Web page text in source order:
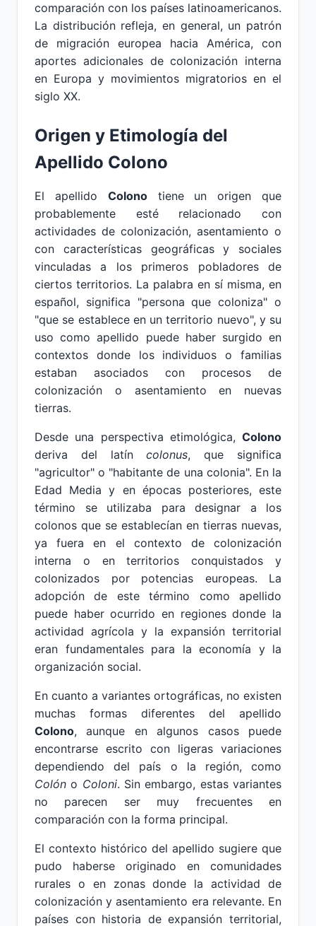
comparación con los países latinoamericanos.
La distribución refleja, en general, un patrón
de migración europea hacia América, con
aportes adicionales de colonización interna
en Europa y movimientos migratorios en el
siglo XX.
Origen y Etimología del
Apellido Colono
El apellido Colonotiene un origen que
probablemente esté relacionado con
actividades de colonización, asentamiento o
con características geográficas y sociales
vinculadas a los primeros pobladores de
ciertos territorios. La palabra en sí misma, en
español, significa "persona que coloniza" o
"que se establece en un territorio nuevo", y su
uso como apellido puede haber surgido en
contextos donde los individuos o familias
estaban asociados con procesos de
colonización o asentamiento en nuevas
tierras.
Desde una perspectiva etimológica, Colono
deriva del latíncolonus, que significa
"agricultor" o "habitante de una colonia". En la
Edad Media y en épocas posteriores, este
término se utilizaba para designar a los
colonos que se establecían en tierras nuevas,
ya fuera en el contexto de colonización
interna o en territorios conquistados y
colonizados por potencias europeas. La
adopción de este término como apellido
puede haber ocurrido en regiones donde la
actividad agrícola y la expansión territorial
eran fundamentales para la economía y la
organización social.
En cuanto a variantes ortográficas, no existen
muchas formas diferentes del apellido
Colono, aunque en algunos casos puede
encontrarse escrito con ligeras variaciones
dependiendo del país o la región, como
Colón o Coloni. Sin embargo, estas variantes
no parecen ser muy frecuentes en
comparación con la forma principal.
El contexto histórico del apellido sugiere que
pudo haberse originado en comunidades
rurales o en zonas donde la actividad de
colonización y asentamiento era relevante. En
países con historia de expansión territorial,